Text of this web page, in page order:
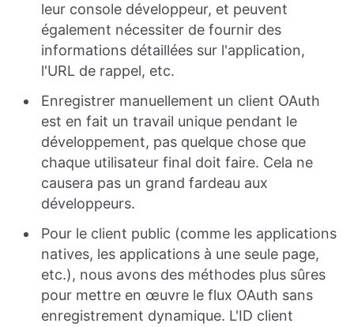
leur console développeur, et peuvent
également nécessiter de fournir des
informations détaillées sur l'application,
l'URL de rappel, etc.
Enregistrer manuellement un client OAuth
est en fait un travail unique pendant le
développement, pas quelque chose que
chaque utilisateur final doit faire. Cela ne
causera pas un grand fardeau aux
développeurs.
Pour le client public (comme les applications
natives, les applications à une seule page,
etc.), nous avons des méthodes plus sûres
pour mettre en œuvre le flux OAuth sans
enregistrement dynamique. L'ID client